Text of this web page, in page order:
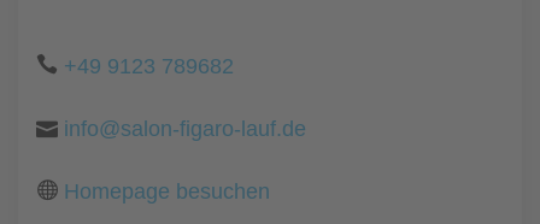
+49 9123 789682
info@salon-figaro-lauf.de
Homepage besuchen